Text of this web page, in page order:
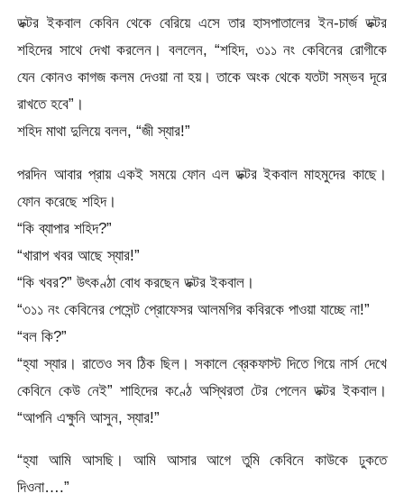
ডক্টর ইকবাল কেবিন থেকে বেরিয়ে এসে তার হাসপাতালের ইন-চার্জ ডক্টর
শহিদের সাথে দেখা করলেন। বললেন, “শহিদ, ৩১১ নং কেবিনের রোগীকে
যেন কোনও কাগজ কলম দেওয়া না হয়। তাকে অংক থেকে যতটা সম্ভব দূরে
রাখতে হবে”।
শহিদ মাথা দুলিয়ে বলল, “জী স্যার!”
পরদিন আবার প্রায় একই সময়ে ফোন এল ডক্টর ইকবাল মাহমুদের কাছে।
ফোন করেছে শহিদ।
“কি ব্যাপার শহিদ?”
“খারাপ খবর আছে স্যার!”
“কি খবর?” উৎকণ্ঠা বোধ করছেন ডক্টর ইকবাল।
“৩১১ নং কেবিনের পেসেন্ট প্রোফেসর আলমগির কবিরকে পাওয়া যাচ্ছে না!”
“বল কি?”
“হ্যা স্যার। রাতেও সব ঠিক ছিল। সকালে ব্রেকফাস্ট দিতে গিয়ে নার্স দেখে
কেবিনে কেউ নেই” শাহিদের কণ্ঠে অস্থিরতা টের পেলেন ডক্টর ইকবাল।
“আপনি এক্ষুনি আসুন, স্যার!”
“হ্যা আমি আসছি। আমি আসার আগে তুমি কেবিনে কাউকে ঢুকতে
দিওনা….”